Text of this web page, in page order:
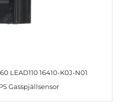
LEAD110 16410-K0J-N01
Gasspjällsensor